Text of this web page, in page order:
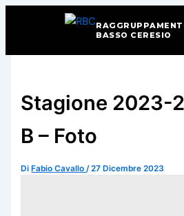
BASSO CERESIO
contenuto
Stagione 2023-
B – Foto
Di Fabio Cavallo/27 Dicembre 2023